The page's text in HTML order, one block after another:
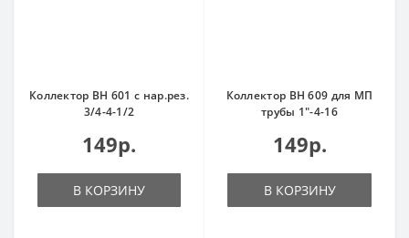
Коллектор ВН 601 с нар.рез.
3/4-4-1/2
149р.
В КОРЗИНУ
Коллектор ВН 609 для МП
трубы 1"-4-16
149р.
В КОРЗИНУ